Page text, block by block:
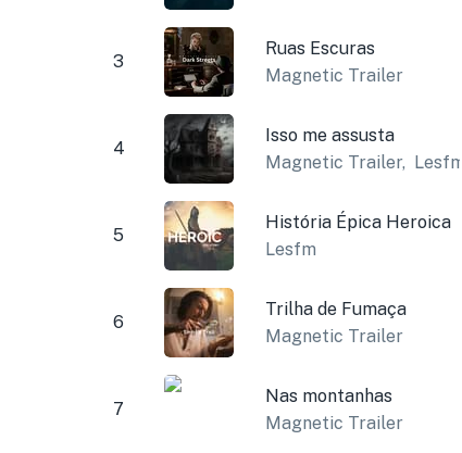
3
Ruas Escuras
Magnetic Trailer
4
Isso me assusta
Magnetic Trailer, Lesfm
5
História Épica Heroica
Lesfm
6
Trilha de Fumaça
Magnetic Trailer
7
Nas montanhas
Magnetic Trailer